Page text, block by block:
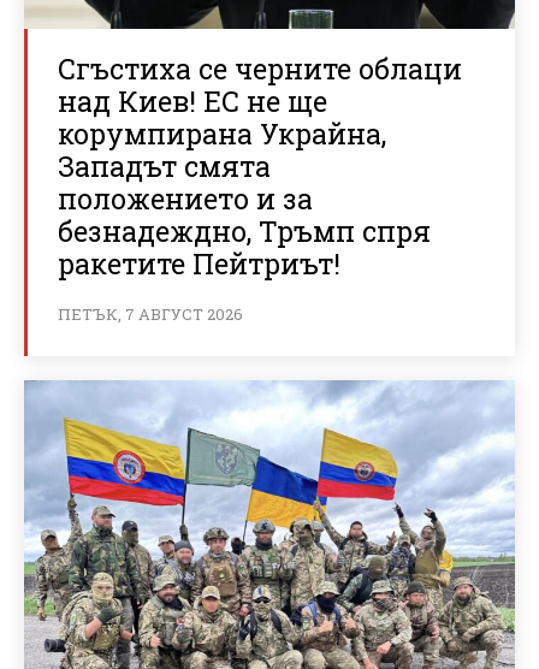
Сгъстиха се черните облаци
над Киев! ЕС не ще
корумпирана Украйна,
Западът смята
положението и за
безнадеждно, Тръмп спря
ракетите Пейтриът!
ПЕТЪК, 7 АВГУСТ 2026